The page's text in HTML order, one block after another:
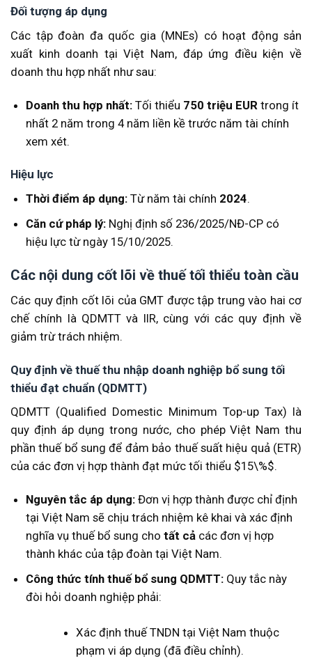
Thời hạn nộp hồ sơ
Hướng dẫn tổ chức thực hiện tại doanh nghiệp
Thông tin liên hệ dịch vụ tại MAN – Master
Accountant Network
Đối tượng áp dụng
Các tập đoàn đa quốc gia (MNEs) có hoạt động sản
xuất kinh doanh tại Việt Nam, đáp ứng điều kiện về
doanh thu hợp nhất như sau:
Doanh thu hợp nhất:Tối thiểu 750 triệu EUR trong ít
nhất 2 năm trong 4 năm liền kề trước năm tài chính
xem xét.
Hiệu lực
Thời điểm áp dụng:Từ năm tài chính 2024.
Căn cứ pháp lý:Nghị định số 236/2025/NĐ-CP có
hiệu lực từ ngày 15/10/2025.
Các nội dung cốt lõi về thuế tối thiểu toàn cầu
Các quy định cốt lõi của GMT được tập trung vào hai cơ
chế chính là QDMTT và IIR, cùng với các quy định về
giảm trừ trách nhiệm.
Quy định về thuế thu nhập doanh nghiệp bổ sung tối
thiểu đạt chuẩn (QDMTT)
QDMTT (Qualified Domestic Minimum Top-up Tax) là
quy định áp dụng trong nước, cho phép Việt Nam thu
phần thuế bổ sung để đảm bảo thuế suất hiệu quả (ETR)
của các đơn vị hợp thành đạt mức tối thiểu $15\%$.
Nguyên tắc áp dụng:Đơn vị hợp thành được chỉ định
tại Việt Nam sẽ chịu trách nhiệm kê khai và xác định
nghĩa vụ thuế bổ sung cho tất cảcác đơn vị hợp
thành khác của tập đoàn tại Việt Nam.
Công thức tính thuế bổ sung QDMTT:Quy tắc này
đòi hỏi doanh nghiệp phải:
Xác định thuế TNDN tại Việt Nam thuộc
phạm vi áp dụng (đã điều chỉnh).